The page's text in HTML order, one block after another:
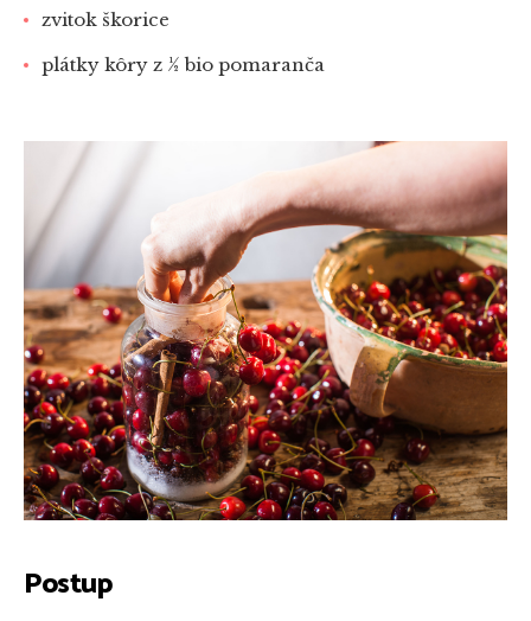
zvitok škorice
plátky kôry z ½ bio pomaranča
Postup